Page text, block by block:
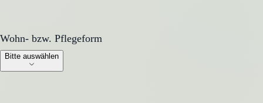
Wohn- bzw. Pflegeform
Wohn- bzw. Pflegeform
Bitte auswählen